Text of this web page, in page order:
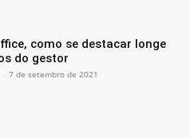
como se destacar longe
do gestor
- 7 de setembro de 2021